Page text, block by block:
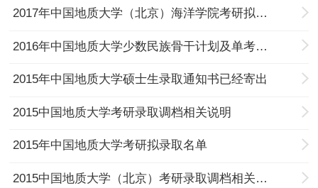
2017年中国地质大学（北京）海洋学院考研拟录取（二）
2016年中国地质大学少数民族骨干计划及单考硕士生考研拟录取公示
2015年中国地质大学硕士生录取通知书已经寄出
2015中国地质大学考研录取调档相关说明
2015年中国地质大学考研拟录取名单
2015中国地质大学（北京）考研录取调档相关说明